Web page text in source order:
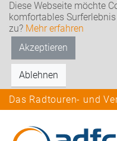
Diese Webseite möchte
komfortables
zu? Mehr erfahren
Akzeptieren
Ablehnen
Das Radtouren- und